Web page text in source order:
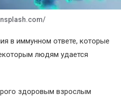
в иммунном ответе, которые
людям удается
здоровым взрослым